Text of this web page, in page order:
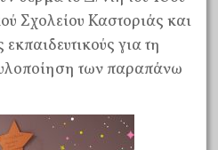
Σχολείου Καστοριάς και
για τη
των παραπάνω